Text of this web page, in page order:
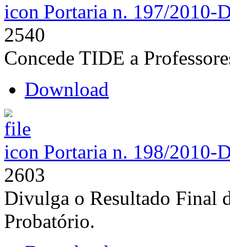
Portaria n. 197/2010-
2540
Concede TIDE a
Download
Portaria n. 198/2010-
2603
Divulga o Resultado Final
Probatório.